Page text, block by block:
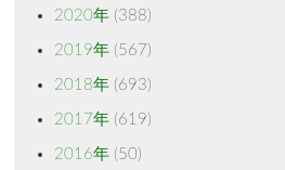
2020年(388)
2019年(567)
2018年(693)
2017年(619)
2016年(50)